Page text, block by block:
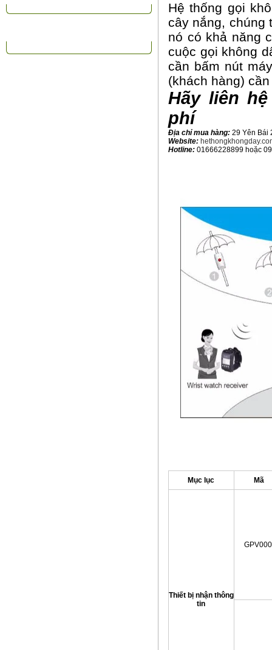
Hệ thống gọi
cây nắng, chúng
nó có khả năng
cuộc gọi không
cần bấm nút
(khách hàng)
Hãy liên
phí
Địa chỉ mua hàng: 29 Yên Bái
Website:
Hotline: 01666228899 hoặc
Mục lục Mã
Thiết bị nhận thông
tin